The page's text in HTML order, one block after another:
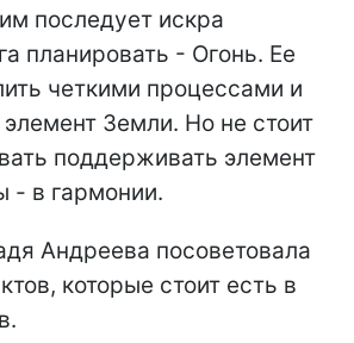
последует искра
планировать - Огонь. Ее
четкими процессами и
Земли. Но не стоит
поддерживать элемент
- в гармонии.
Андреева посоветовала
которые стоит есть в